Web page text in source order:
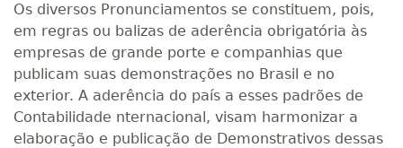
Os diversos Pronunciamentos se constituem, pois,
em regras ou balizas de aderência obrigatória às
empresas de grande porte e companhias que
publicam suas demonstrações no Brasil e no
exterior. A aderência do país a esses padrões de
Contabilidade nternacional, visam harmonizar a
elaboração e publicação de Demonstrativos dessas